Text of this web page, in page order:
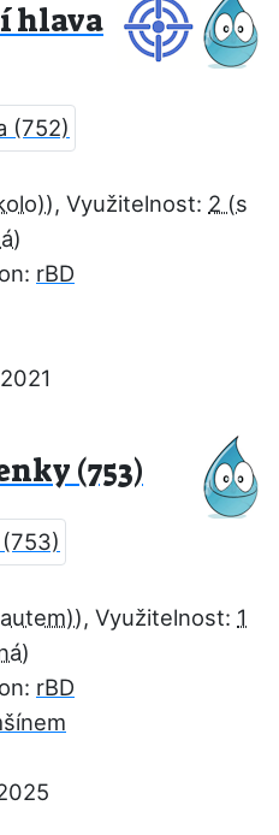
hlava
, Využitelnost: 2
rBD
(753)
, Využitelnost: 1
rBD